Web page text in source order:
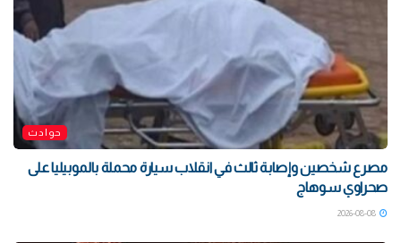
حوادث
مصرع شخصين وإصابة ثالث في انقلاب سيارة محملة بالموبيليا على
صحراوي سوهاج